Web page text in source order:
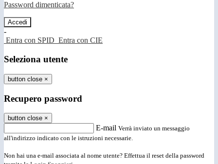
Password dimenticata?
-
Entra con SPID Entra con CIE
Seleziona utente
button close ×
Recupero password
button close ×
E-mail Verrà inviato un messaggio
all'indirizzo indicato con le istruzioni necessarie.
Non hai una e-mail associata al nome utente? Effettua il reset della password